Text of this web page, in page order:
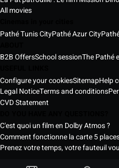
All movies
Pathé Tunis CityPathé Azur City
B2B OffersSchool sessionThe Pathé
Configure your cookiesSitemapHelp
Legal NoticeTerms and conditions
CVD Statement
C'est quoi un film en Dolby Atmos ?
Comment fonctionne la carte 5
Prenez votre temps, votre fauteuil